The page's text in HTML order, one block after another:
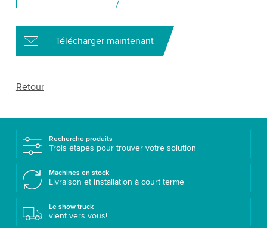
Télécharger maintenant
Retour
Recherche produits
Trois étapes pour trouver votre solution
Machines en stock
Livraison et installation à court terme
Le show truck
vient vers vous!